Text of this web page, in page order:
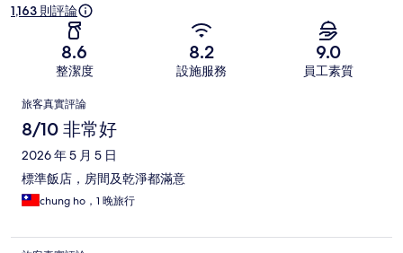
1,163 則評論
8.6
整潔度
8.2
設施服務
9.0
員工素質
評
論
旅客真實評論
8/10 非常好
2026 年 5 月 5 日
標準飯店，房間及乾淨都滿意
chung ho，1 晚旅行